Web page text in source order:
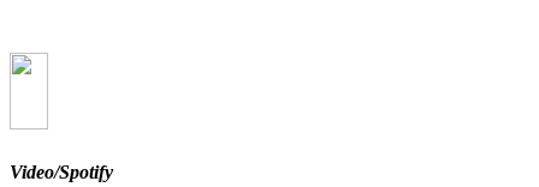
Video/Spotify